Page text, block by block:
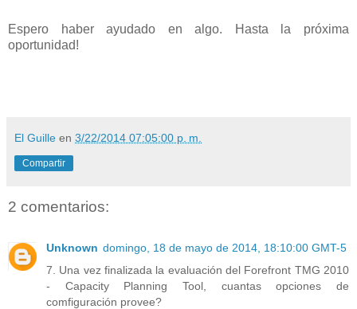
Espero haber ayudado en algo. Hasta la próxima
oportunidad!
El Guille en 3/22/2014 07:05:00 p. m.
Compartir
2 comentarios:
Unknown domingo, 18 de mayo de 2014, 18:10:00 GMT-5
7. Una vez finalizada la evaluación del Forefront TMG 2010
- Capacity Planning Tool, cuantas opciones de
comfiguración provee?